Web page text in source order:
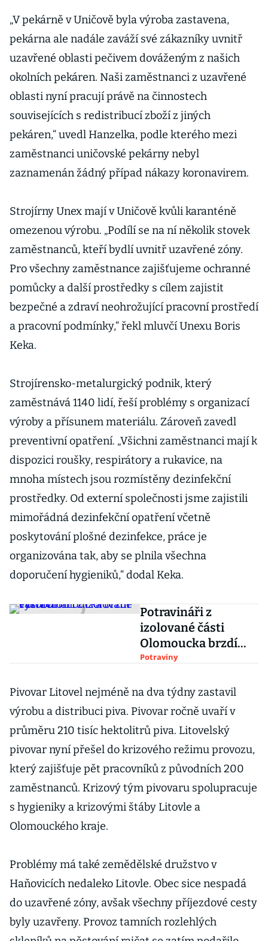
„V pekárně v Uničově byla výroba zastavena,
pekárna ale nadále zaváží své zákazníky uvnitř
uzavřené oblasti pečivem dováženým z našich
okolních pekáren. Naši zaměstnanci z uzavřené
oblasti nyní pracují právě na činnostech
souvisejících s redistribucí zboží z jiných
pekáren,“ uvedl Hanzelka, podle kterého mezi
zaměstnanci uničovské pekárny nebyl
zaznamenán žádný případ nákazy koronavirem.
Strojírny Unex mají v Uničově kvůli karanténě
omezenou výrobu. „Podílí se na ní několik stovek
zaměstnanců, kteří bydlí uvnitř uzavřené zóny.
Pro všechny zaměstnance zajišťujeme ochranné
pomůcky a další prostředky s cílem zajistit
bezpečné a zdraví neohrožující pracovní prostředí
a pracovní podmínky,“ řekl mluvčí Unexu Boris
Keka.
Strojírensko-metalurgický podnik, který
zaměstnává 1140 lidí, řeší problémy s organizací
výroby a přísunem materiálu. Zároveň zavedl
preventivní opatření. „Všichni zaměstnanci mají k
dispozici roušky, respirátory a rukavice, na
mnoha místech jsou rozmístěny dezinfekční
prostředky. Od externí společnosti jsme zajistili
mimořádná dezinfekční opatření včetně
poskytování plošné dezinfekce, práce je
organizována tak, aby se plnila všechna
doporučení hygieniků,“ dodal Keka.
Potravináři z
izolované části
Olomoucka brzdí
výrobu
Potraviny
Pivovar Litovel nejméně na dva týdny zastavil
výrobu a distribuci piva. Pivovar ročně uvaří v
průměru 210 tisíc hektolitrů piva. Litovelský
pivovar nyní přešel do krizového režimu provozu,
který zajišťuje pět pracovníků z původních 200
zaměstnanců. Krizový tým pivovaru spolupracuje
s hygieniky a krizovými štáby Litovle a
Olomouckého kraje.
Problémy má také zemědělské družstvo v
Haňovicích nedaleko Litovle. Obec sice nespadá
do uzavřené zóny, avšak všechny příjezdové cesty
byly uzavřeny. Provoz tamních rozlehlých